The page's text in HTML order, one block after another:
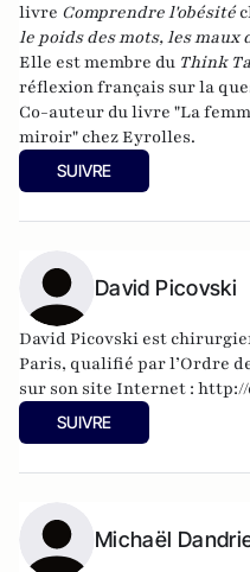
livre Comprendre l'obésité
le poids des mots, les maux
Elle est membre du Think
réflexion français sur la
Co-auteur du livre "La
miroir" chez Eyrolles.
SUIVRE
David Picovski
David Picovski est
Paris, qualifié par l’Ordre
sur son site Internet :
SUIVRE
Michaël